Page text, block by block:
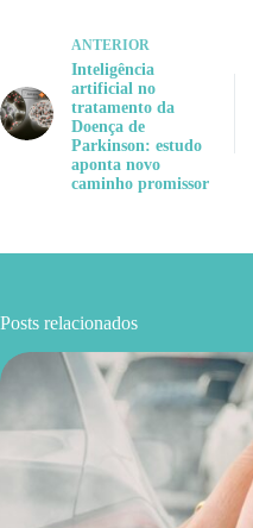
ANTERIOR
Inteligência
artificial no
tratamento da
Doença de
Parkinson: estudo
aponta novo
caminho promissor
Posts relacionados